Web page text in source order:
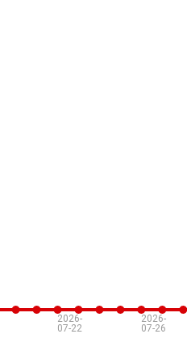
2026-
07-22
2026-
07-26